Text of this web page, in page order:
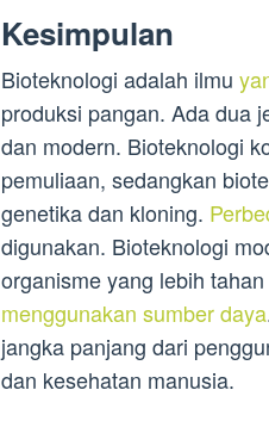
Kesimpulan
Bioteknologi adalah ilmu
produksi pangan. Ada dua
dan modern. Bioteknologi
pemuliaan, sedangkan
genetika dan kloning.
digunakan. Bioteknologi
organisme yang lebih
menggunakan sumber daya
jangka panjang dari
dan kesehatan manusia.